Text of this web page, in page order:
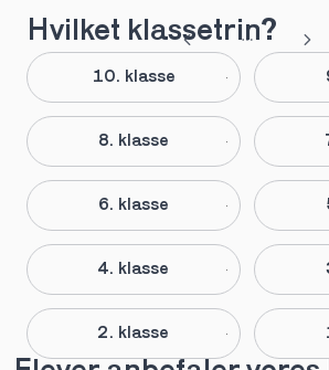
Hvilket klassetrin?
10. klasse
8. klasse
6. klasse
4. klasse
2. klasse